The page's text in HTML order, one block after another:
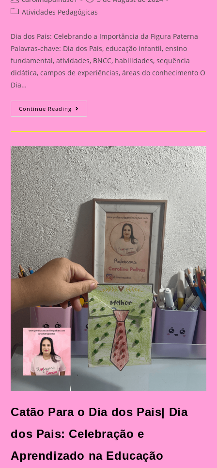
author:
published:
PostAtividades Pedagógicas
Dia dos Pais: Celebrando a Importância da Figura Paterna
Palavras-chave: Dia dos Pais, educação infantil, ensino
fundamental, atividades, BNCC, habilidades, sequência
didática, campos de experiências, áreas do conhecimento O
Dia…
Continue Reading Cartão
Lembrança
O
Pais
|
Dia
Dos
Pais:
Celebrando
A
Importância
Da
Figura
Paterna
Catão Para o Dia dos Pais| Dia
dos Pais: Celebração e
Aprendizado na Educação